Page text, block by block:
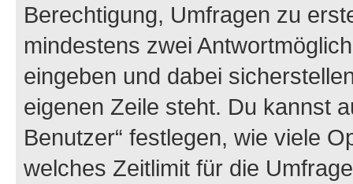
Berechtigung, Umfragen zu
mindestens zwei
eingeben und dabei
eigenen Zeile steht. Du kannst
Benutzer“ festlegen, wie viele
welches Zeitlimit für die